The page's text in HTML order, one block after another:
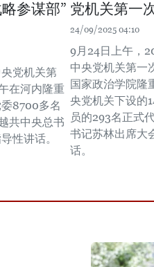
参谋部”
党机关第
在河内隆重
8700多名
共中央总书
性讲话。
党机关第一
24/09/2025 04:10
9月24日上午，
中央党机关第一
国家政治学院隆
央党机关下设的
员的293名正式
书记苏林出席大
话。